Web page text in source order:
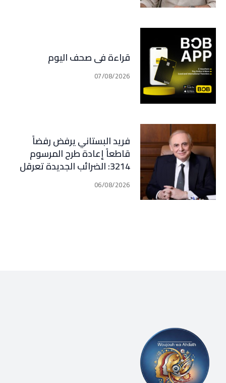
قراءة في صحف اليوم
07/08/2026
فريد البستاني يرفض رفضاً
قاطعاً إعادة طرح المرسوم
3214: الضرائب الجديدة تعرقل
التعافي الاقتصادي وتناقض
مبدأ الشراكة
06/08/2026